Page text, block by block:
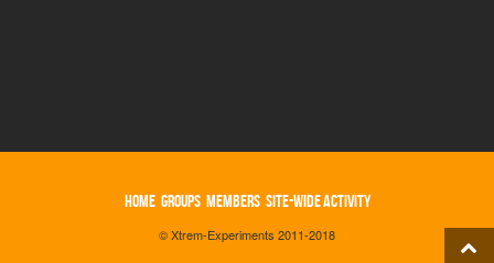
HOME GROUPS MEMBERS SITE-WIDE ACTIVITY
© Xtrem-Experiments 2011-2018